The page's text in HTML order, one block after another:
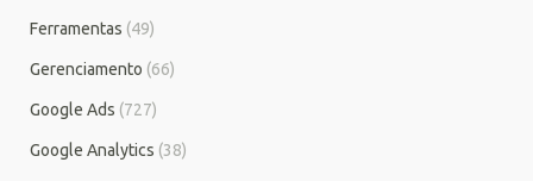
Ferramentas (49)
Gerenciamento (66)
Google Ads (727)
Google Analytics (38)